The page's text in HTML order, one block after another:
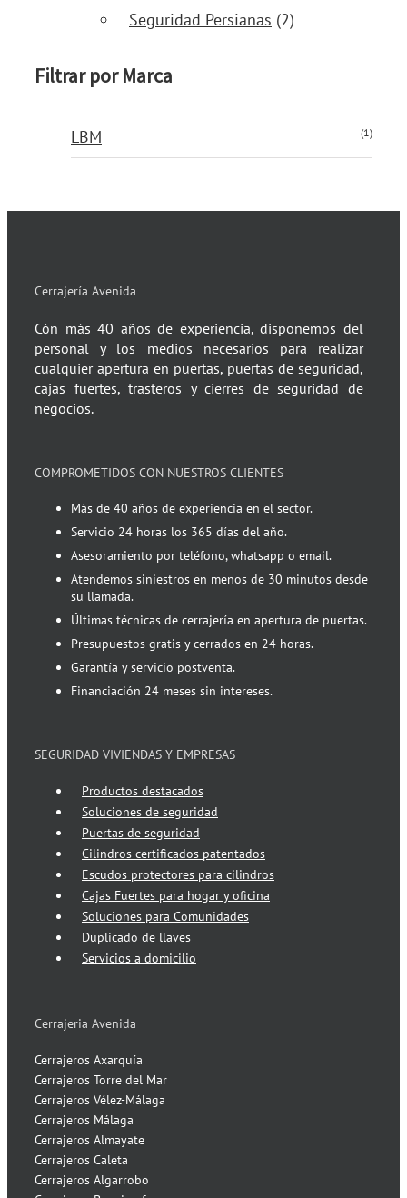
Seguridad Persianas (2)
Filtrar por Marca
LBM (1)
Cerrajería Avenida
Cón más 40 años de experiencia, disponemos del
personal y los medios necesarios para realizar
cualquier apertura en puertas, puertas de seguridad,
cajas fuertes, trasteros y cierres de seguridad de
negocios.
COMPROMETIDOS CON NUESTROS CLIENTES
Más de 40 años de experiencia en el sector.
Servicio 24 horas los 365 días del año.
Asesoramiento por teléfono, whatsapp o email.
Atendemos siniestros en menos de 30 minutos desde
su llamada.
Últimas técnicas de cerrajería en apertura de puertas.
Presupuestos gratis y cerrados en 24 horas.
Garantía y servicio postventa.
Financiación 24 meses sin intereses.
SEGURIDAD VIVIENDAS Y EMPRESAS
Productos destacados
Soluciones de seguridad
Puertas de seguridad
Cilindros certificados patentados
Escudos protectores para cilindros
Cajas Fuertes para hogar y oficina
Soluciones para Comunidades
Duplicado de llaves
Servicios a domicilio
Cerrajeria Avenida
Cerrajeros Axarquía
Cerrajeros Torre del Mar
Cerrajeros Vélez-Málaga
Cerrajeros Málaga
Cerrajeros Almayate
Cerrajeros Caleta
Cerrajeros Algarrobo